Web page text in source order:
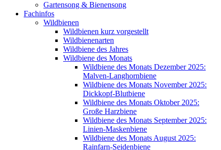
Gartensong & Bienensong
Fachinfos
Wildbienen
Wildbienen kurz vorgestellt
Wildbienenarten
Wildbiene des Jahres
Wildbiene des Monats
Wildbiene des Monats Dezember 2025:
Malven-Langhornbiene
Wildbiene des Monats November 2025:
Dickkopf-Blutbiene
Wildbiene des Monats Oktober 2025:
Große Harzbiene
Wildbiene des Monats September 2025:
Linien-Maskenbiene
Wildbiene des Monats August 2025:
Rainfarn-Seidenbiene